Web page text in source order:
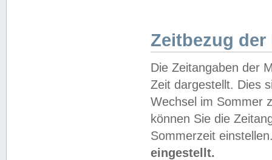
Zeitbezug der
Die Zeitangaben der
Zeit dargestellt. Dies
Wechsel im Sommer
können Sie die
Sommerzeit
eingestellt.